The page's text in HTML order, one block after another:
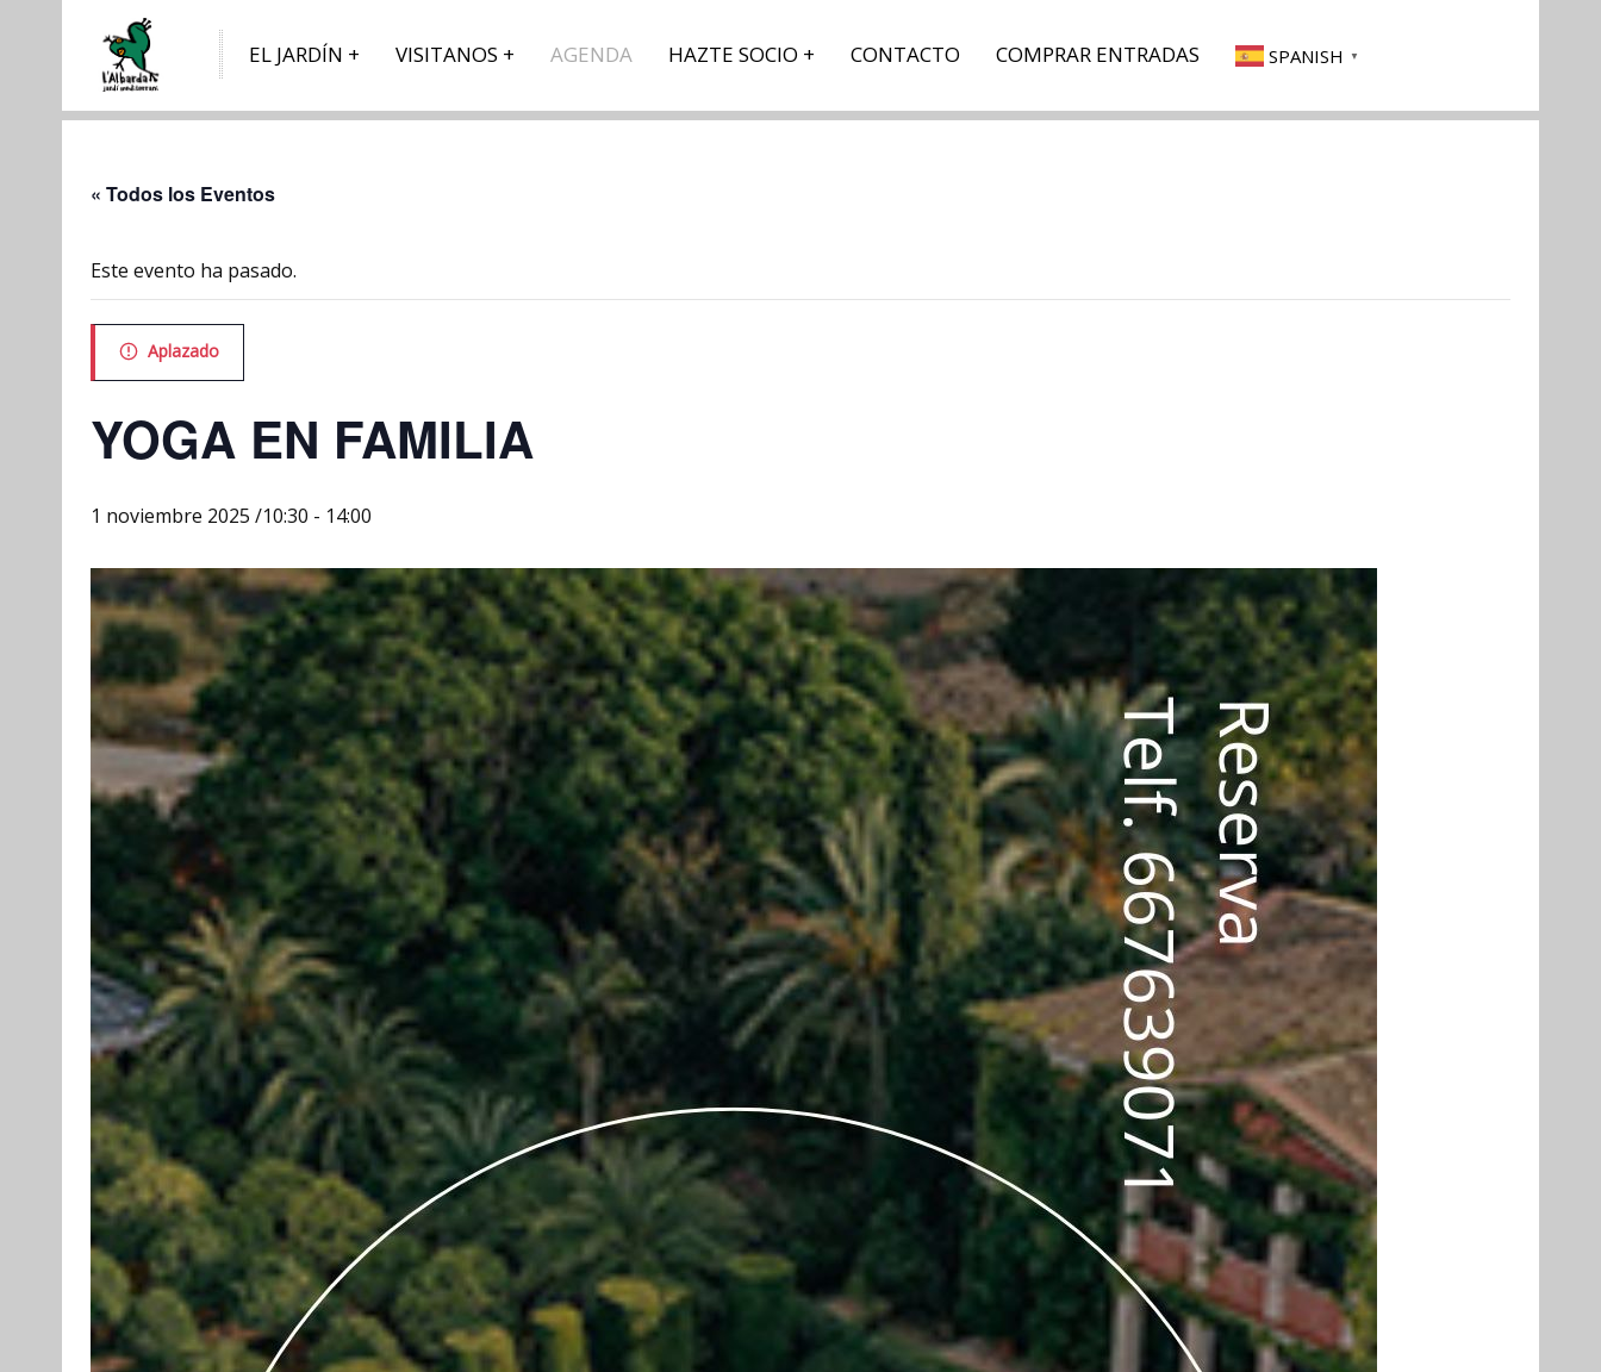
EL JARDÍN VISITANOS AGENDA HAZTE SOCIO CONTACTO COMPRAR ENTRADAS SPANISH ▼
« Todos los Eventos
Este evento ha pasado.
Aplazado
YOGA EN FAMILIA
1 noviembre 2025 /10:30 - 14:00